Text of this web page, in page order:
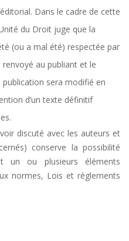
Dans le cadre de cette
du Droit juge que la
(ou a mal été) respectée par
renvoyé au publiant et le
sera modifié en
d’un texte définitif
discuté avec les auteurs et
conserve la possibilité
un ou plusieurs éléments
normes, Lois et règlements